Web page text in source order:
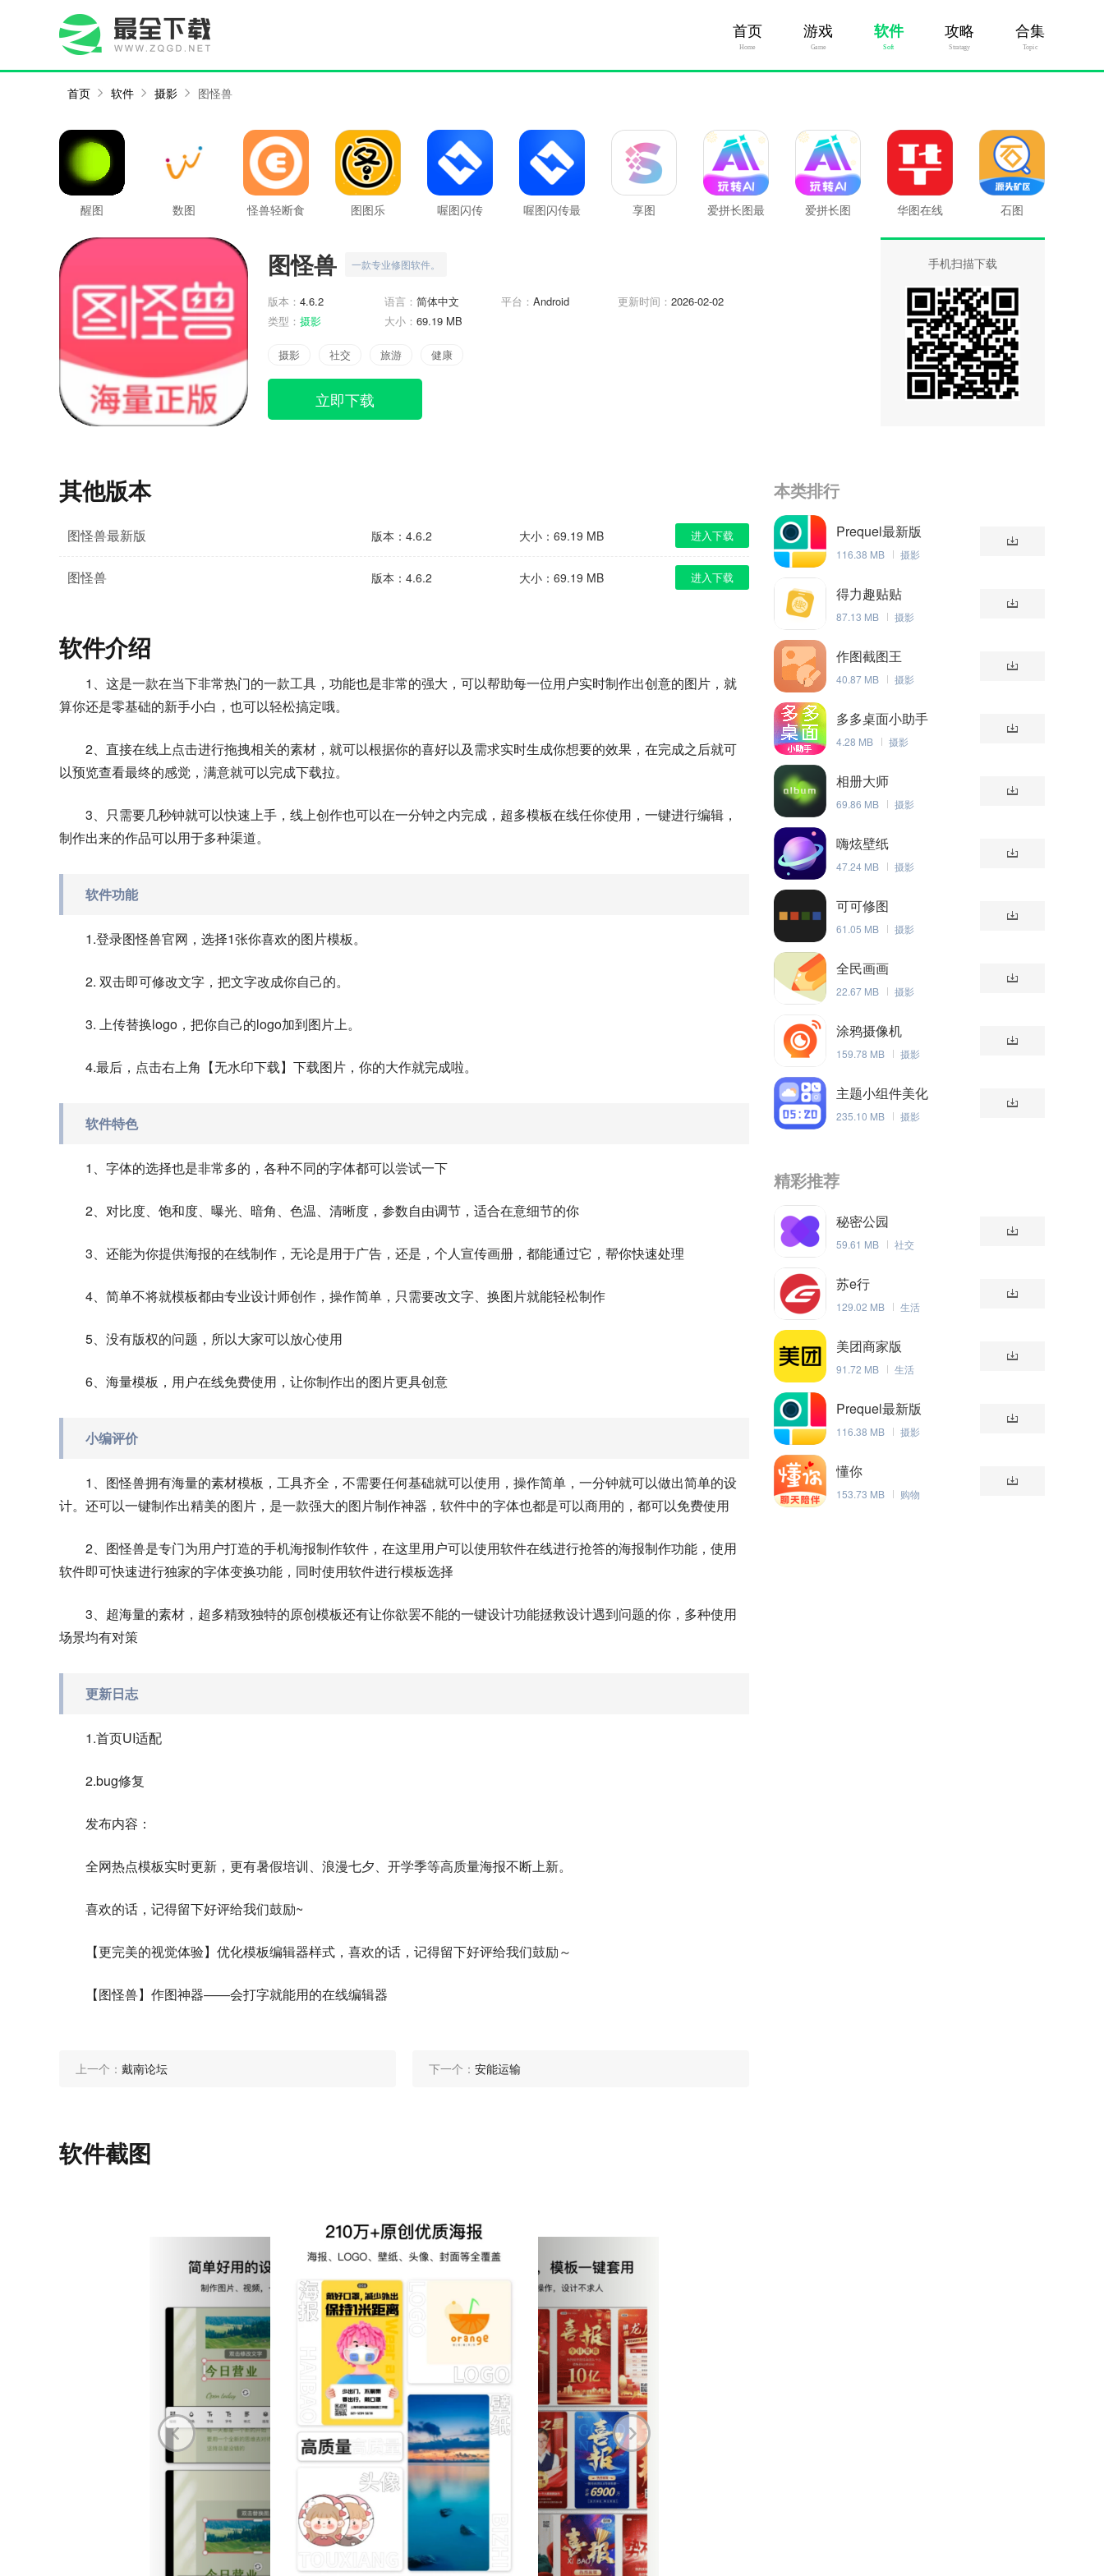
首页
Home
游戏
Game
软件
Soft
攻略
Stratagy
合集
Topic
首页 软件 摄影 图怪兽
醒图 数图 怪兽轻断食 图图乐 喔图闪传
喔图闪传最
享图
爱拼长图最
爱拼长图 华图在线 石图
手机扫描下载
图怪兽 一款专业修图软件。
版本： 4.6.2 语言： 简体中文 平台： Android 更新时间： 2026-02-02
类型： 摄影 大小： 69.19 MB
摄影 社交 旅游 健康
立即下载
其他版本
图怪兽最新版 版本：4.6.2 大小：69.19 MB 进入下载
图怪兽 版本：4.6.2 大小：69.19 MB 进入下载
软件介绍
1、这是一款在当下非常热门的一款工具，功能也是非常的强大，可以帮助每一位用户实时制作出创意的图片，就
算你还是零基础的新手小白，也可以轻松搞定哦。
2、直接在线上点击进行拖拽相关的素材，就可以根据你的喜好以及需求实时生成你想要的效果，在完成之后就可
以预览查看最终的感觉，满意就可以完成下载拉。
3、只需要几秒钟就可以快速上手，线上创作也可以在一分钟之内完成，超多模板在线任你使用，一键进行编辑，
制作出来的作品可以用于多种渠道。
软件功能
1.登录图怪兽官网，选择1张你喜欢的图片模板。
2. 双击即可修改文字，把文字改成你自己的。
3. 上传替换logo，把你自己的logo加到图片上。
4.最后，点击右上角【无水印下载】下载图片，你的大作就完成啦。
软件特色
1、字体的选择也是非常多的，各种不同的字体都可以尝试一下
2、对比度、饱和度、曝光、暗角、色温、清晰度，参数自由调节，适合在意细节的你
3、还能为你提供海报的在线制作，无论是用于广告，还是，个人宣传画册，都能通过它，帮你快速处理
4、简单不将就模板都由专业设计师创作，操作简单，只需要改文字、换图片就能轻松制作
5、没有版权的问题，所以大家可以放心使用
6、海量模板，用户在线免费使用，让你制作出的图片更具创意
小编评价
1、图怪兽拥有海量的素材模板，工具齐全，不需要任何基础就可以使用，操作简单，一分钟就可以做出简单的设
计。还可以一键制作出精美的图片，是一款强大的图片制作神器，软件中的字体也都是可以商用的，都可以免费使用
2、图怪兽是专门为用户打造的手机海报制作软件，在这里用户可以使用软件在线进行抢答的海报制作功能，使用
软件即可快速进行独家的字体变换功能，同时使用软件进行模板选择
3、超海量的素材，超多精致独特的原创模板还有让你欲罢不能的一键设计功能拯救设计遇到问题的你，多种使用
场景均有对策
更新日志
1.首页UI适配
2.bug修复
发布内容：
全网热点模板实时更新，更有暑假培训、浪漫七夕、开学季等高质量海报不断上新。
喜欢的话，记得留下好评给我们鼓励~
【更完美的视觉体验】优化模板编辑器样式，喜欢的话，记得留下好评给我们鼓励～
【图怪兽】作图神器——会打字就能用的在线编辑器
上一个： 戴南论坛 下一个： 安能运输
软件截图
本类排行
Prequel最新版
116.38 MB 摄影
得力趣贴贴
87.13 MB 摄影
作图截图王
40.87 MB 摄影
多多桌面小助手
4.28 MB 摄影
相册大师
69.86 MB 摄影
嗨炫壁纸
47.24 MB 摄影
可可修图
61.05 MB 摄影
全民画画
22.67 MB 摄影
涂鸦摄像机
159.78 MB 摄影
主题小组件美化
235.10 MB 摄影
精彩推荐
秘密公园
59.61 MB 社交
苏e行
129.02 MB 生活
美团商家版
91.72 MB 生活
Prequel最新版
116.38 MB 摄影
懂你
153.73 MB 购物